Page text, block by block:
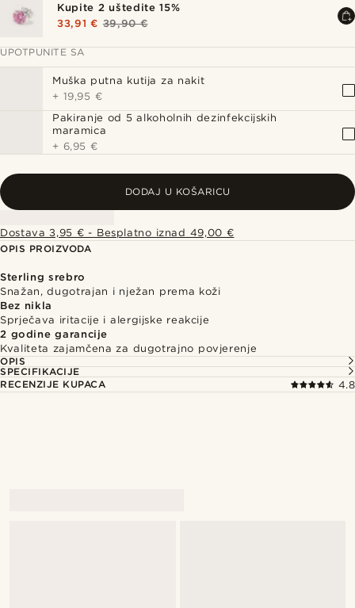
Kupite 2 uštedite 15%
33,91 € 39,90 €
UPOTPUNITE SA
Muška putna kutija za nakit
+ 19,95 €
Pakiranje od 5 alkoholnih dezinfekcijskih
maramica
+ 6,95 €
DODAJ U KOŠARICU
Dostava 3,95 € - Besplatno iznad 49,00 €
OPIS PROIZVODA
Sterling srebro
Snažan, dugotrajan i nježan prema koži
Bez nikla
Sprječava iritacije i alergijske reakcije
2 godine garancije
Kvaliteta zajamčena za dugotrajno povjerenje
OPIS
SPECIFIKACIJE
RECENZIJE KUPACA
4.8